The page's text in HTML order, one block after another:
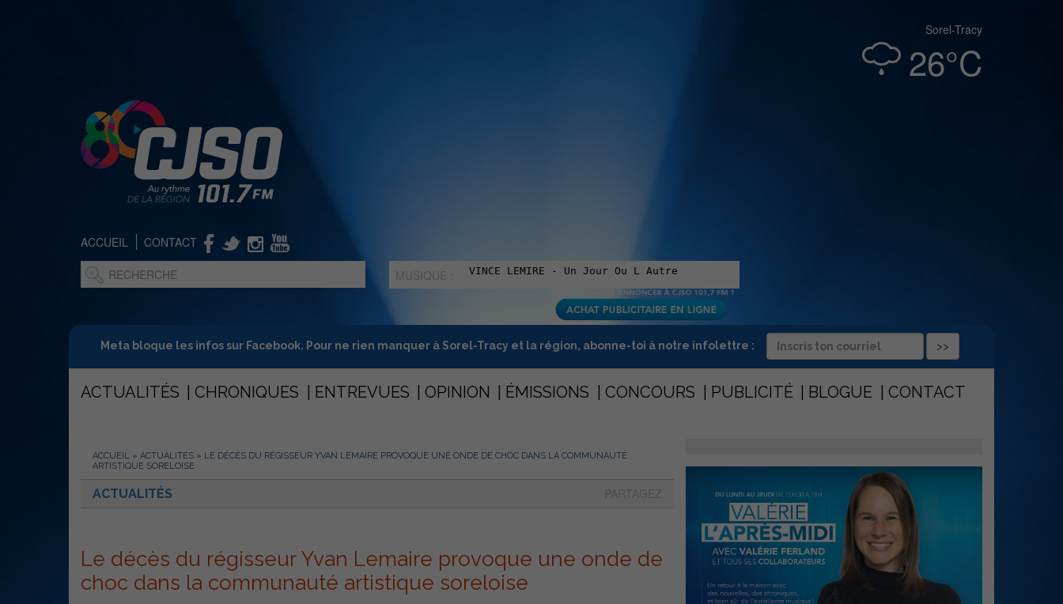
Sorel-Tracy
26°C
ACCUEIL CONTACT
MUSIQUE :
Meta bloque les infos sur Facebook. Pour ne rien manquer à Sorel-Tracy et la région, abonne-toi à notre infolettre :
ACTUALITÉS CHRONIQUES ENTREVUES OPINION ÉMISSIONS CONCOURS PUBLICITÉ BLOGUE CONTACT
ACCUEIL » ACTUALITÉS » LE DÉCÈS DU RÉGISSEUR YVAN LEMAIRE PROVOQUE UNE ONDE DE CHOC DANS LA COMMUNAUTÉ
ARTISTIQUE SORELOISE
ACTUALITÉS PARTAGEZ
Le décès du régisseur Yvan Lemaire provoque une onde de
choc dans la communauté artistique soreloise